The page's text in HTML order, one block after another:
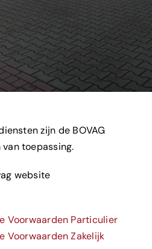
zijn de BOVAG
toepassing.
website
Voorwaarden Particulier
Voorwaarden Zakelijk